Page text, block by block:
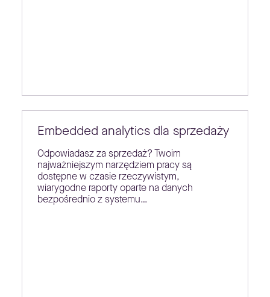
Embedded analytics dla sprzedaży
Odpowiadasz za sprzedaż? Twoim
najważniejszym narzędziem pracy są
dostępne w czasie rzeczywistym,
wiarygodne raporty oparte na danych
bezpośrednio z systemu…